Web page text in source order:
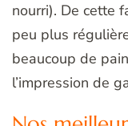
nourri). De cette
peu plus
beaucoup de
l’impression de